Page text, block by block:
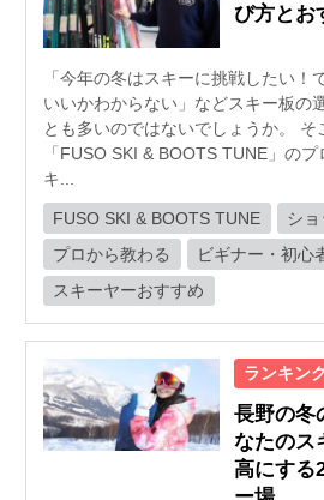
び方とお
「今年の冬はスキーに挑戦したい！
いいかわからない」などスキー板の
とも多いのではないでしょうか。 そ
「FUSO SKI & BOOTS TUNE」の
キ...
FUSO SKI & BOOTS TUNE
シ
プロから教わる
ビギナー・初心
スキーヤーおすすめ
ランキン
長野の冬
なたのス
高にする